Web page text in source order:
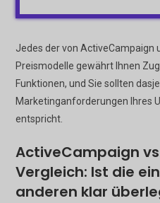
Jedes der von ActiveCampaign
Preismodelle gewährt Ihnen
Funktionen, und Sie sollten
Marketinganforderungen Ihres
entspricht.
ActiveCampaign
Vergleich: Ist die
anderen klar